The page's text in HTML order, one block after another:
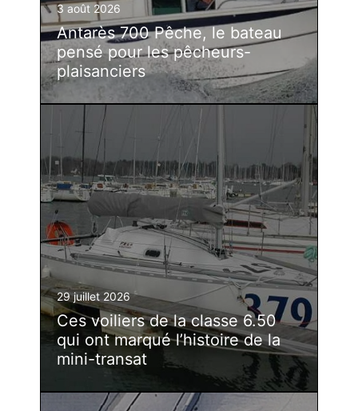
3 août 2026
Antarès 700 Pêche, le bateau
pensé pour les pêcheurs-
plaisanciers
29 juillet 2026
Ces voiliers de la classe 6.50
qui ont marqué l’histoire de la
mini-transat